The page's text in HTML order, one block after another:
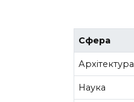
Сфера
Архітектура
Наука